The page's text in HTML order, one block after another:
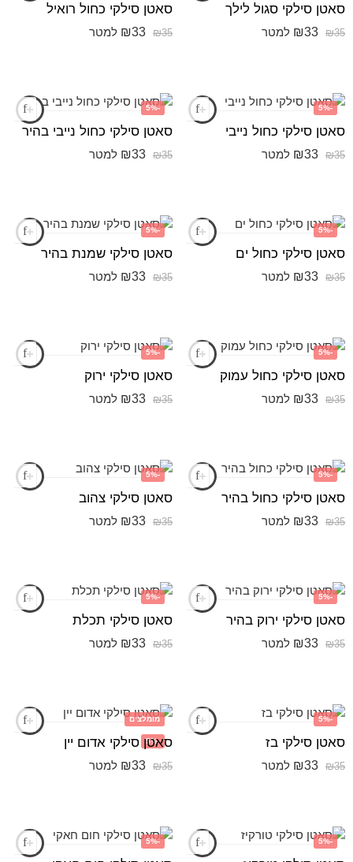
סאטן סילקי סגול לילך
₪35
₪33 למטר
סאטן סילקי כחול רואיל
₪35
₪33 למטר
-5%
סאטן סילקי כחול נייבי
₪35
₪33 למטר
-5%
סאטן סילקי כחול נייבי בהיר
₪35
₪33 למטר
-5%
סאטן סילקי כחול ים
₪35
₪33 למטר
-5%
סאטן סילקי שמנת בהיר
₪35
₪33 למטר
-5%
סאטן סילקי כחול עמוק
₪35
₪33 למטר
-5%
סאטן סילקי ירוק
₪35
₪33 למטר
-5%
סאטן סילקי כחול בהיר
₪35
₪33 למטר
-5%
סאטן סילקי צהוב
₪35
₪33 למטר
-5%
סאטן סילקי ירוק בהיר
₪35
₪33 למטר
-5%
סאטן סילקי תכלת
₪35
₪33 למטר
-5%
סאטן סילקי בז
₪35
₪33 למטר
מומלצים
-5%
סאטן סילקי אדום יין
₪35
₪33 למטר
-5%
-5%